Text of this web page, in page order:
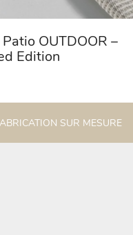
OUTDOOR –
Edition
SUR MESURE